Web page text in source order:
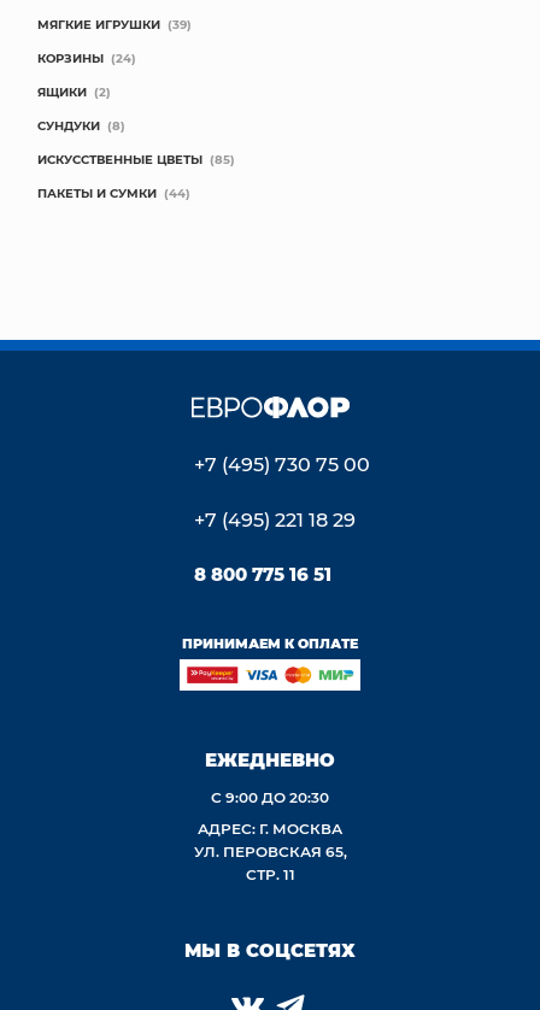
МЯГКИЕ ИГРУШКИ (39)
КОРЗИНЫ (24)
ЯЩИКИ (2)
СУНДУКИ (8)
ИСКУССТВЕННЫЕ ЦВЕТЫ (85)
ПАКЕТЫ И СУМКИ (44)
+7 (495) 730 75 00
+7 (495) 221 18 29
8 800 775 16 51
ПРИНИМАЕМ К ОПЛАТЕ
ЕЖЕДНЕВНО
С 9:00 ДО 20:30
АДРЕС: Г. МОСКВА
УЛ. ПЕРОВСКАЯ 65,
СТР. 11
МЫ В СОЦСЕТЯХ